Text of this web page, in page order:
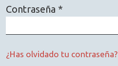
Contraseña *
¿Has olvidado tu contraseña?